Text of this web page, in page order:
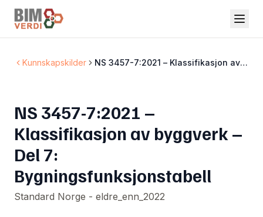
Kunnskapskilder
NS 3457-7:2021 – Klassifikasjon av
NS 3457-7:2021 –
Klassifikasjon av byggverk –
Del 7:
Bygningsfunksjonstabell
Standard Norge - eldre_enn_2022